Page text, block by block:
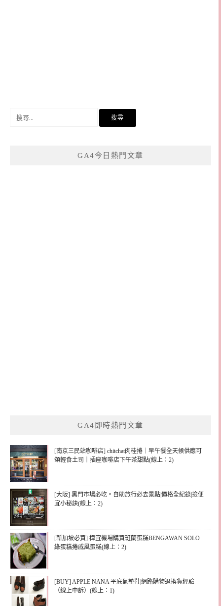
GA4今日熱門文章
GA4即時熱門文章
[南京三民站咖啡店] chitchat肉桂捲｜早午餐全天候供應可
頌輕食土司｜插座咖啡店下午茶甜點(線上：2)
[大阪] 黑門市場必吃。自助旅行必去景點|價格全紀錄|撿便
宜小秘訣(線上：2)
[新加坡必買] 樟宜機場購買班蘭蛋糕BENGAWAN SOLO
綠蛋糕捲戚風蛋糕(線上：2)
[BUY] APPLE NANA 平底氣墊鞋|網路購物退換貨經驗
（線上申訴）(線上：1)